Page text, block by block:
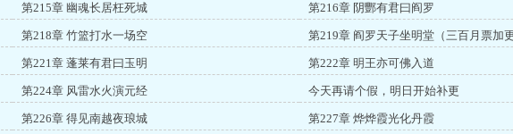
第215章 幽魂长居枉死城 第216章 阴酆有君曰阎罗
第218章 竹篮打水一场空 第219章 阎罗天子坐明堂（三百月票加更
第221章 蓬莱有君曰玉明 第222章 明王亦可佛入道
第224章 风雷水火演元经 今天再请个假，明日开始补更
第226章 得见南越夜琅城 第227章 烨烨霞光化丹霞